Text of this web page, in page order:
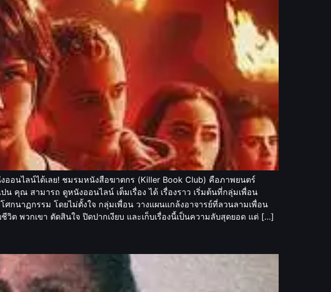
ออนไลน์ได้เลย! ชมรมหนังสือฆาตกร (Killer Book Club) คือภาพยนตร์
คุณ สามารถ ดูหนังออนไลน์ เต็มเรื่อง ได้ เรื่องราว เริ่มต้นที่กลุ่มเพื่อน
กนาฏกรรม โดยไม่ตั้งใจ กลุ่มเพื่อน วางแผนแกล้งอาจารย์ที่ลวนลามเพื่อน
ต พวกเขา ตัดสินใจ ปิดปากเงียบ และเก็บเรื่องนี้เป็นความลับสุดยอด แต่ […]